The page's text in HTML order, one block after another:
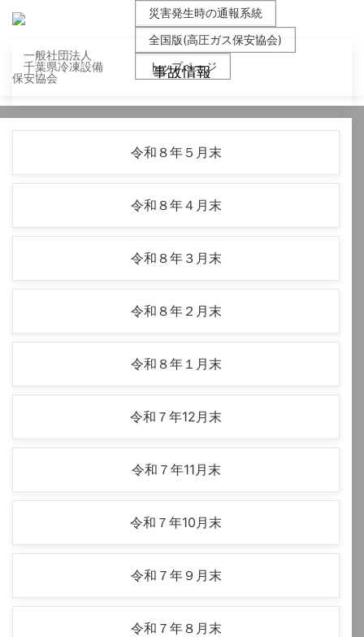
一般社団法人
千葉県冷凍設備
保安協会
災害発生時の通報系統
全国版(高圧ガス保安協会)
トップページ
事故情報
令和８年５月末
令和８年４月末
令和８年３月末
令和８年２月末
令和８年１月末
令和７年12月末
令和７年11月末
令和７年10月末
令和７年９月末
令和７年８月末